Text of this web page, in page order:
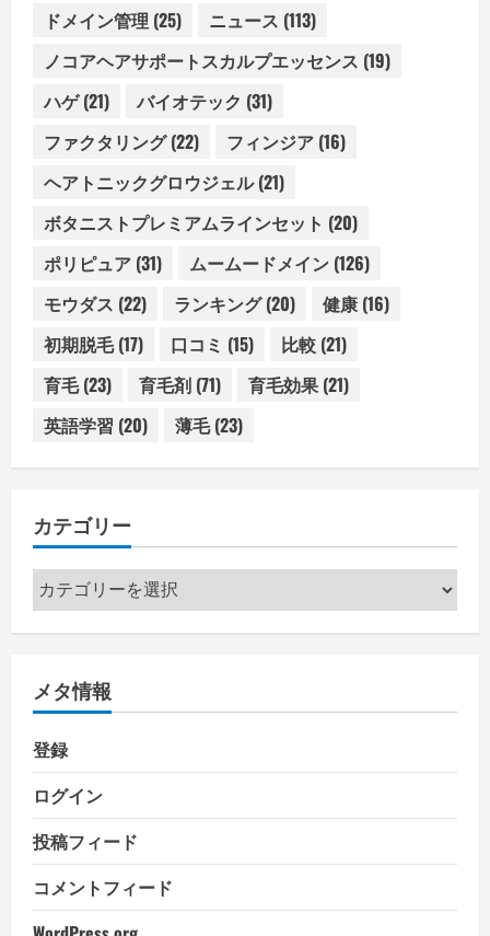
ドメイン管理 (25) ニュース (113)
ノコアヘアサポートスカルプエッセンス (19)
ハゲ(21) バイオテック (31)
ファクタリング(22) フィンジア (16)
ヘアトニックグロウジェル(21)
ボタニストプレミアムラインセット (20)
ポリピュア (31) ムームードメイン (126)
モウダス (22) ランキング(20) 健康 (16)
初期脱毛(17) 口コミ (15) 比較 (21)
育毛(23) 育毛剤 (71) 育毛効果 (21)
英語学習 (20) 薄毛(23)
カテゴリー
カ
テ
ー
メタ情報
登録
ログイン
投稿フィード
コメントフィード